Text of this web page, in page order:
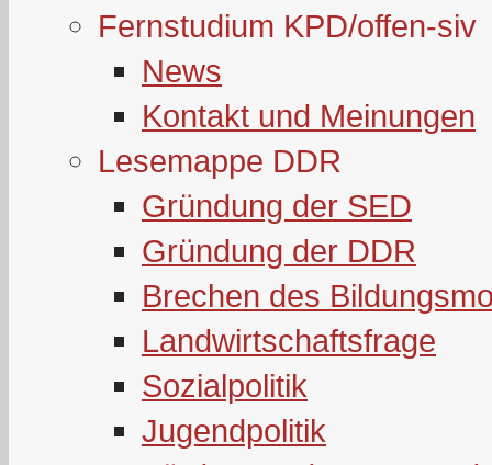
Fernstudium KPD/offen-siv
News
Kontakt und Meinungen
Lesemappe DDR
Gründung der SED
Gründung der DDR
Brechen des
Landwirtschaftsfrage
Sozialpolitik
Jugendpolitik